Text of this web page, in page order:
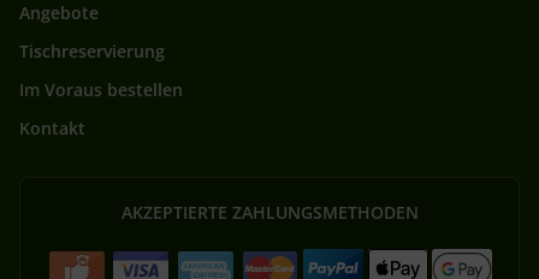
Angebote
Tischreservierung
Im Voraus bestellen
Kontakt
AKZEPTIERTE ZAHLUNGSMETHODEN